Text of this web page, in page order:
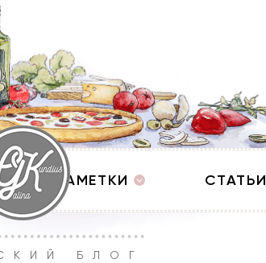
ЗАМЕТКИ СТАТЬИ
БЛОГ